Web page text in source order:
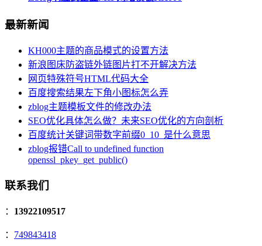
最新新闻
KH000主题的商品模式的设置方法
新浪图床防盗链外链图片打不开解决方法
网页特殊符号HTML代码大全
百度搜索结果左下角小图标怎么弄
zblog主题模板文件的修改办法
SEO优化具体怎么做？未来SEO优化的方向剖析
百度统计关键词带数字前缀0_10_是什么意思
zblog报错Call to undefined function
openssl_pkey_get_public()
联系我们
： 13922109517
： 749843418